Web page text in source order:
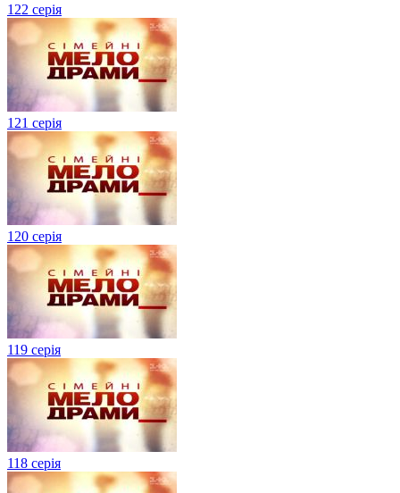
122 серія
121 серія
120 серія
119 серія
118 серія